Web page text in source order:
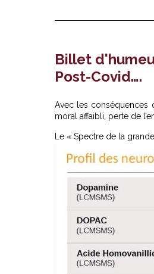
Billet
Post-Covid….
Avec les conséquences
moral affaibli, perte de
Le « Spectre de la